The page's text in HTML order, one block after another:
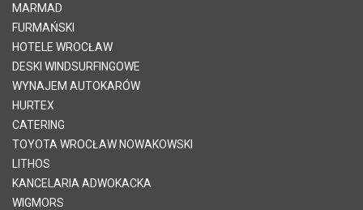
MARMAD
FURMAŃSKI
HOTELE WROCŁAW
DESKI WINDSURFINGOWE
WYNAJEM AUTOKARÓW
HURTEX
CATERING
TOYOTA WROCŁAW NOWAKOWSKI
LITHOS
KANCELARIA ADWOKACKA
WIGMORS